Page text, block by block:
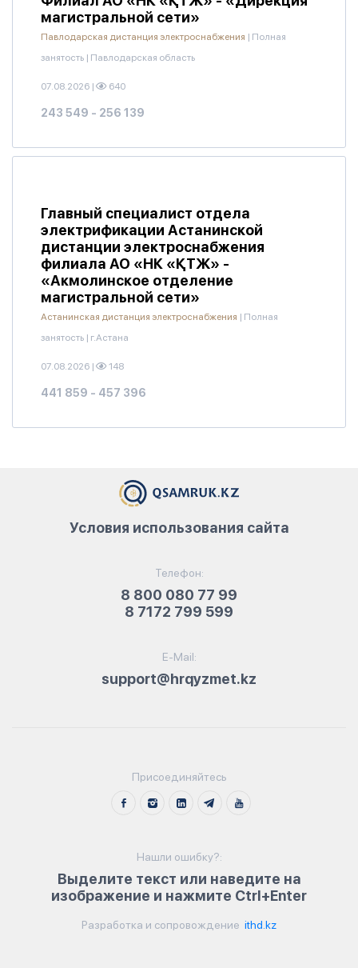
магистральной сети»
Павлодарская дистанция электроснабжения | Полная
занятость | Павлодарская область
07.08.2026 | 640
243 549 - 256 139
Главный специалист отдела
электрификации Астанинской
дистанции электроснабжения
филиала АО «НК «ҚТЖ» -
«Акмолинское отделение
магистральной сети»
Астанинская дистанция электроснабжения | Полная
занятость | г.Астана
07.08.2026 | 148
441 859 - 457 396
Телефон:
8 800 080 77 99
8 7172 799 599
E-Mail:
support@hrqyzmet.kz
Условия использования сайта
Присоединяйтесь
Нашли ошибку?:
Выделите текст или наведите на
изображение и нажмите Ctrl+Enter
Разработка и сопровождение ithd.kz